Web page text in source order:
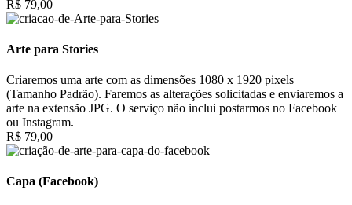
R$ 79,00
Arte para Stories
Criaremos uma arte com as dimensões 1080 x 1920 pixels
(Tamanho Padrão). Faremos as alterações solicitadas e enviaremos a
arte na extensão JPG. O serviço não inclui postarmos no Facebook
ou Instagram.
R$ 79,00
Capa (Facebook)